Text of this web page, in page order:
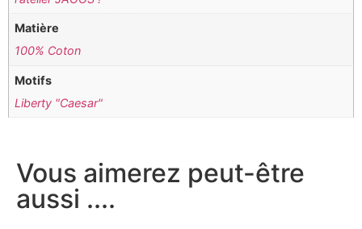
Matière
100% Coton
Motifs
Liberty "Caesar"
Vous aimerez peut-être
aussi ....